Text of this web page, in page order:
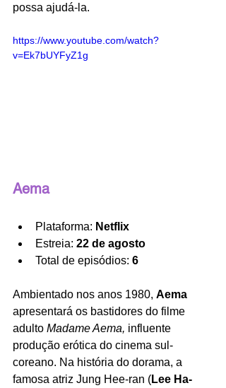
possa ajudá-la.
https://www.youtube.com/watch?
v=Ek7bUYFyZ1g
Aema
Plataforma: Netflix
Estreia: 22 de agosto
Total de episódios: 6
Ambientado nos anos 1980, Aema
apresentará os bastidores do filme
adulto Madame Aema, influente
produção erótica do cinema sul-
coreano. Na história do dorama, a
famosa atriz Jung Hee-ran (Lee Ha-